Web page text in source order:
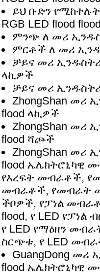
ይህ ቡድን
RGB LED flood
ምንጭ ለ መሪ
ምርቶች ለ መሪ
ቻይና መሪ ኢንዱስትሪ
ላኪዎች
ቻይና መሪ ኢንዱስትሪ
ZhongShan መሪ
flood ላኪዎች
ZhongShan መሪ
flood ሻጮች
ZhongShan መሪ
flood ኤሌክትሮኒካዊ
የእረፍት መብራቶች,
መብራቶች, የመብራት
ችቦዎች, የፓነል
flood, የ LED የፓነል
የ LED የማዕዘን
ስርጭቱ, የ LED
GuangDong መሪ
flood ኤሌክትሮኒካዊ